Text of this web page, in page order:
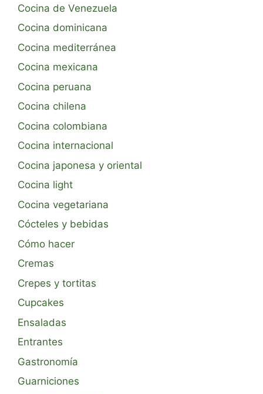
Cocina de Venezuela
Cocina dominicana
Cocina mediterránea
Cocina mexicana
Cocina peruana
Cocina chilena
Cocina colombiana
Cocina internacional
Cocina japonesa y oriental
Cocina light
Cocina vegetariana
Cócteles y bebidas
Cómo hacer
Cremas
Crepes y tortitas
Cupcakes
Ensaladas
Entrantes
Gastronomía
Guarniciones